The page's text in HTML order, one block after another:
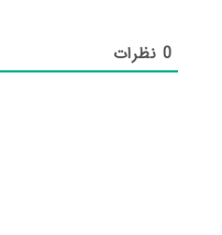
0نظرات